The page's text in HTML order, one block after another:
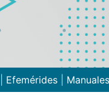
Efemérides